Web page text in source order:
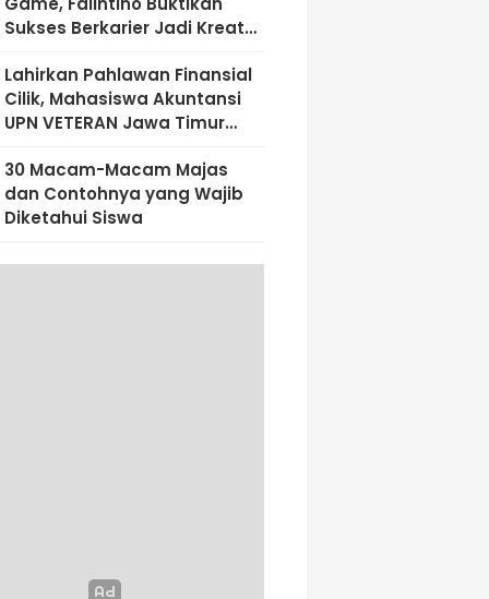
Sukses Berkarier Jadi Kreator
Lahirkan Pahlawan Finansial
Cilik, Mahasiswa Akuntansi
UPN VETERAN Jawa Timur
Dengan Literasi Keuangan
Sejak Dini
30 Macam-Macam Majas
dan Contohnya yang Wajib
Diketahui Siswa